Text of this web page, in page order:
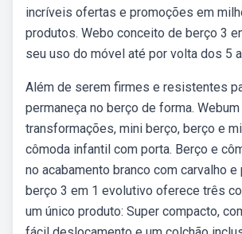
incríveis ofertas e promoções em
produtos. Webo conceito de berço 3
seu uso do móvel até por volta dos 5
Além de serem firmes e resistentes
permaneça no berço de forma.
transformações, mini berço, berço e
cômoda infantil com porta. Berço e
no acabamento branco com carvalho e
berço 3 em 1 evolutivo oferece três
um único produto: Super compacto,